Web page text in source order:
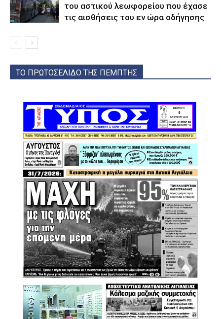
του αστικού λεωφορείου που έχασε
τις αισθήσεις του εν ώρα οδήγησης
ΤΟ ΠΡΩΤΟΣΕΛΙΔΟ ΤΗΣ ΠΕΜΠΤΗΣ